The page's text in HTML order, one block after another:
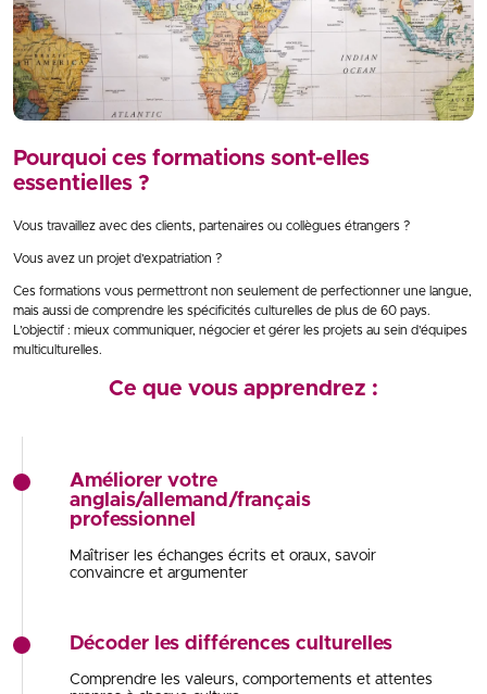
Pourquoi ces formations sont-elles
essentielles ?
Vous travaillez avec des clients, partenaires ou collègues étrangers ?
Vous avez un projet d’expatriation ?
Ces formations vous permettront non seulement de perfectionner une langue,
mais aussi de comprendre les spécificités culturelles de plus de 60 pays.
L’objectif : mieux communiquer, négocier et gérer les projets au sein d’équipes
multiculturelles.
Ce que vous apprendrez :
Améliorer votre
anglais/allemand/français
professionnel
Maîtriser les échanges écrits et oraux, savoir
convaincre et argumenter
Décoder les différences culturelles
Comprendre les valeurs, comportements et attentes